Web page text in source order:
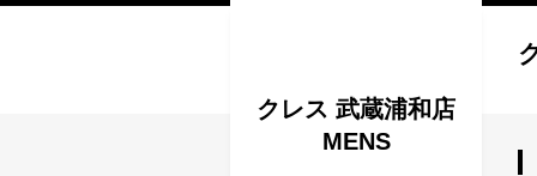
クレス 武蔵浦和店
MENS